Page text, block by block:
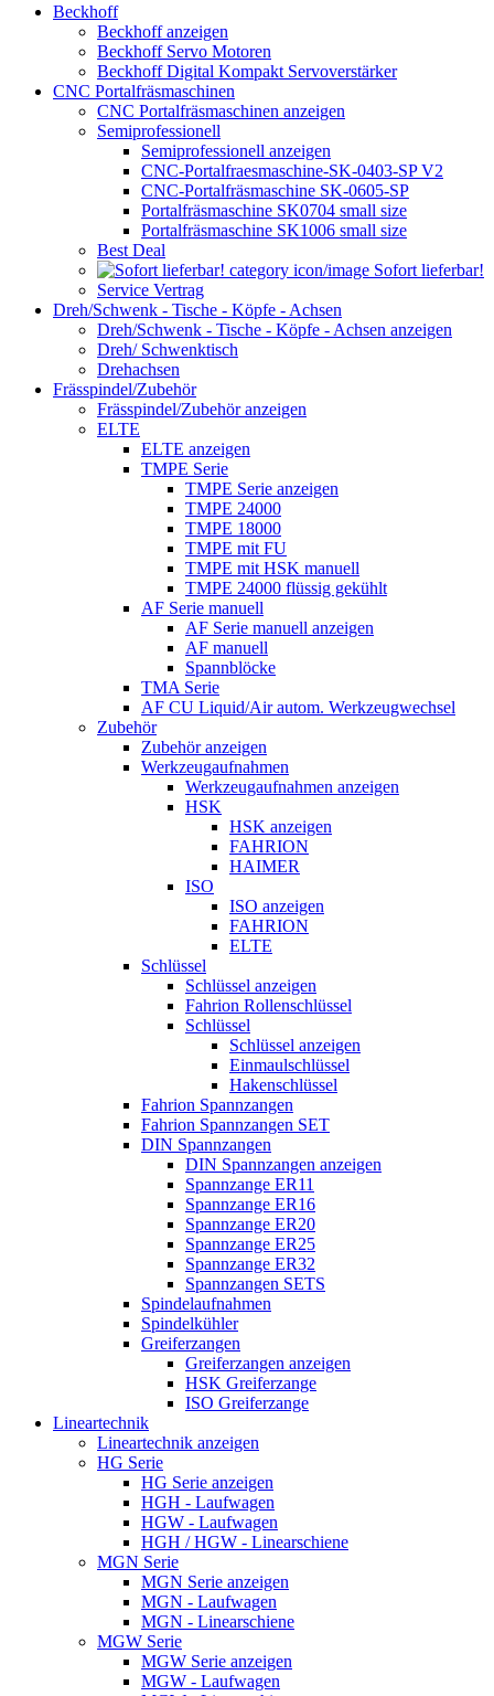
Beckhoff
Beckhoff anzeigen
Beckhoff Servo Motoren
Beckhoff Digital Kompakt Servoverstärker
CNC Portalfräsmaschinen
CNC Portalfräsmaschinen anzeigen
Semiprofessionell
Semiprofessionell anzeigen
CNC-Portalfraesmaschine-SK-0403-SP V2
CNC-Portalfräsmaschine SK-0605-SP
Portalfräsmaschine SK0704 small size
Portalfräsmaschine SK1006 small size
Best Deal
Sofort lieferbar!
Service Vertrag
Dreh/Schwenk - Tische - Köpfe - Achsen
Dreh/Schwenk - Tische - Köpfe - Achsen anzeigen
Dreh/ Schwenktisch
Drehachsen
Frässpindel/Zubehör
Frässpindel/Zubehör anzeigen
ELTE
ELTE anzeigen
TMPE Serie
TMPE Serie anzeigen
TMPE 24000
TMPE 18000
TMPE mit FU
TMPE mit HSK manuell
TMPE 24000 flüssig gekühlt
AF Serie manuell
AF Serie manuell anzeigen
AF manuell
Spannblöcke
TMA Serie
AF CU Liquid/Air autom. Werkzeugwechsel
Zubehör
Zubehör anzeigen
Werkzeugaufnahmen
Werkzeugaufnahmen anzeigen
HSK
HSK anzeigen
FAHRION
HAIMER
ISO
ISO anzeigen
FAHRION
ELTE
Schlüssel
Schlüssel anzeigen
Fahrion Rollenschlüssel
Schlüssel
Schlüssel anzeigen
Einmaulschlüssel
Hakenschlüssel
Fahrion Spannzangen
Fahrion Spannzangen SET
DIN Spannzangen
DIN Spannzangen anzeigen
Spannzange ER11
Spannzange ER16
Spannzange ER20
Spannzange ER25
Spannzange ER32
Spannzangen SETS
Spindelaufnahmen
Spindelkühler
Greiferzangen
Greiferzangen anzeigen
HSK Greiferzange
ISO Greiferzange
Lineartechnik
Lineartechnik anzeigen
HG Serie
HG Serie anzeigen
HGH - Laufwagen
HGW - Laufwagen
HGH / HGW - Linearschiene
MGN Serie
MGN Serie anzeigen
MGN - Laufwagen
MGN - Linearschiene
MGW Serie
MGW Serie anzeigen
MGW - Laufwagen